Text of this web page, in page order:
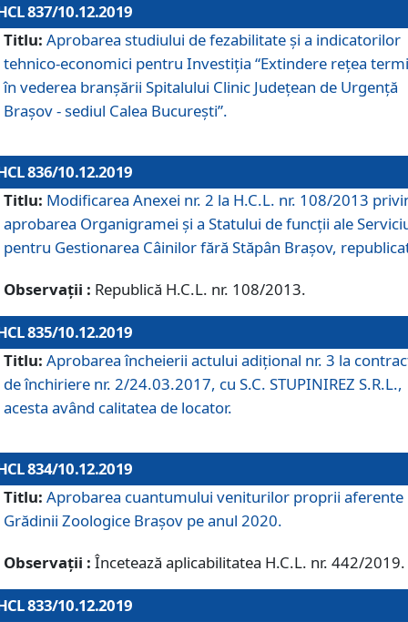
837/10.12.2019
Titlu: Aprobarea studiului de fezabilitate și a indicatorilor
tehnico-economici pentru Investiția “Extindere rețea
în vederea branșării Spitalului Clinic Județean de Urgență
Brașov - sediul Calea București”.
836/10.12.2019
Titlu: Modificarea Anexei nr. 2 la H.C.L. nr. 108/2013
aprobarea Organigramei şi a Statului de funcții ale
pentru Gestionarea Câinilor fără Stăpân Brașov,
Observații : Republică H.C.L. nr. 108/2013.
835/10.12.2019
Titlu: Aprobarea încheierii actului adițional nr. 3 la
de închiriere nr. 2/24.03.2017, cu S.C. STUPINIREZ S.R.L.,
acesta având calitatea de locator.
834/10.12.2019
Titlu: Aprobarea cuantumului veniturilor proprii aferente
Grădinii Zoologice Braşov pe anul 2020.
Observații : Încetează aplicabilitatea H.C.L. nr. 442/2019.
833/10.12.2019